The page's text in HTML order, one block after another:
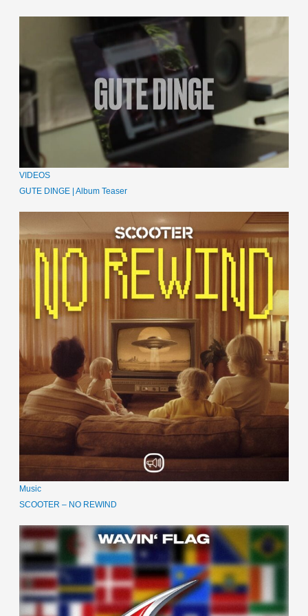
VIDEOS
GUTE DINGE | Album Teaser
Music
SCOOTER – NO REWIND